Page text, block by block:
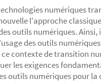
numériques
l'approche
outils numériques. Ainsi,
des outils
contexte de transition
les exigences
outils numériques pour la